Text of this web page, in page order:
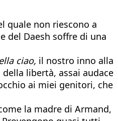
quale non riescono a
del Daesh soffre di una
ciao, il nostro inno alla
libertà, assai audace
ai miei genitori, che
la madre di Armand,